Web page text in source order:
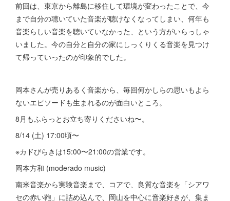
前回は、東京から離島に移住して環境が変わったことで、今
まで自分の聴いていた音楽が聴けなくなってしまい、何年も
音楽らしい音楽を聴いていなかった、という方がいらっしゃ
いました。今の自分と自分の家にしっくりくる音楽を見つけ
て帰っていったのが印象的でした。
岡本さんが売りあるく音楽から、毎回何かしらの思いもよら
ないエピソードも生まれるのが面白いところ。
8月もふらっとお立ち寄りくださいね〜。
8/14 (土) 17:00頃〜
※カドびらきは15:00〜21:00の営業です。
岡本方和 (moderado music)
南米音楽から実験音楽まで、コアで、良質な音楽を「シアワ
セの赤い鞄」に詰め込んで、岡山を中心に音楽好きが、集ま